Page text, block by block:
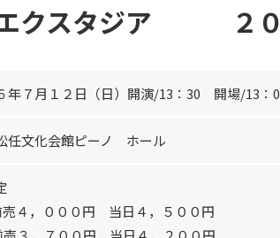
エクスタジア ２
年７月１２日（日）開演/13：30 開場/13：
任文化会館ピーノ ホール
売４，０００円 当日４，５００円